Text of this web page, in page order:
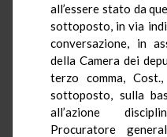
all’essere stato da
sottoposto, in via
conversazione, in
della Camera dei
terzo comma,
sottoposto, sulla
all’azione
Procuratore